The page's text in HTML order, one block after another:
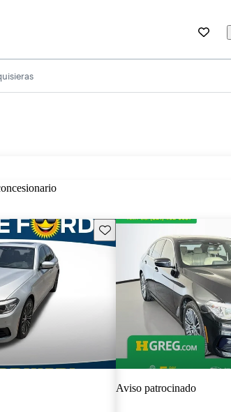
Guarda este Aviso
Aviso patrocinado